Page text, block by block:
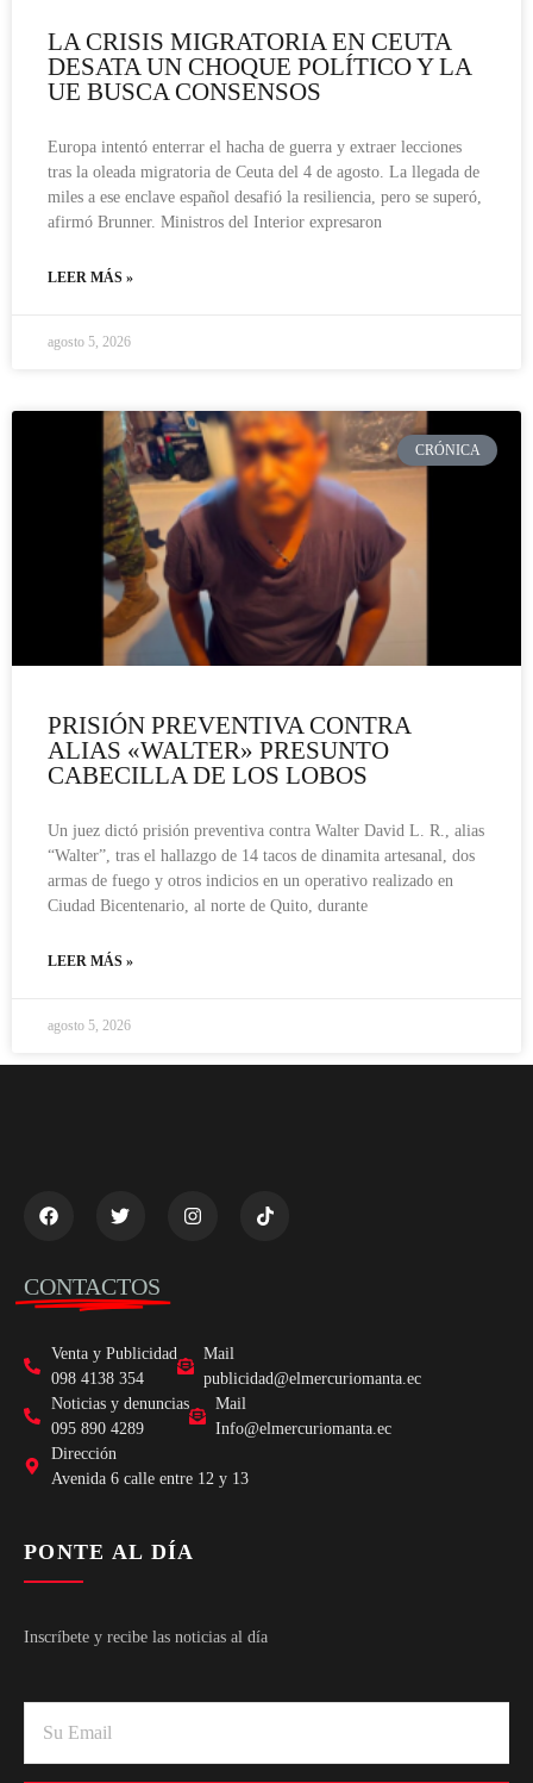
LA CRISIS MIGRATORIA EN CEUTA
DESATA UN CHOQUE POLÍTICO Y LA
UE BUSCA CONSENSOS
Europa intentó enterrar el hacha de guerra y extraer lecciones
tras la oleada migratoria de Ceuta del 4 de agosto. La llegada de
miles a ese enclave español desafió la resiliencia, pero se superó,
afirmó Brunner. Ministros del Interior expresaron
LEER MÁS »
agosto 5, 2026
CRÓNICA
PRISIÓN PREVENTIVA CONTRA
ALIAS «WALTER» PRESUNTO
CABECILLA DE LOS LOBOS
Un juez dictó prisión preventiva contra Walter David L. R., alias
“Walter”, tras el hallazgo de 14 tacos de dinamita artesanal, dos
armas de fuego y otros indicios en un operativo realizado en
Ciudad Bicentenario, al norte de Quito, durante
LEER MÁS »
agosto 5, 2026
CONTACTOS
Venta y Publicidad
098 4138 354
Mail
publicidad@elmercuriomanta.ec
Noticias y denuncias
095 890 4289
Mail
Info@elmercuriomanta.ec
Dirección
Avenida 6 calle entre 12 y 13
PONTE AL DÍA
Inscríbete y recibe las noticias al día